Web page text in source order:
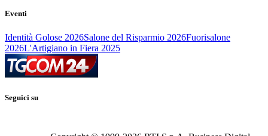
Eventi
Identità Golose 2026Salone del Risparmio 2026Fuorisalone
2026L'Artigiano in Fiera 2025
Seguici su